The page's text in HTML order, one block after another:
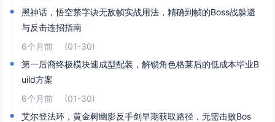
黑神话，悟空禁字诀无敌帧实战用法，精确到帧的Boss战躲避
与反击连招指南
6个月前
(01-30)
第一后裔终极模块速成型配装，解锁角色格莱后的低成本毕业B
uild方案
6个月前
(01-30)
艾尔登法环，黄金树幽影反手剑早期获取路径，无需击败Bos